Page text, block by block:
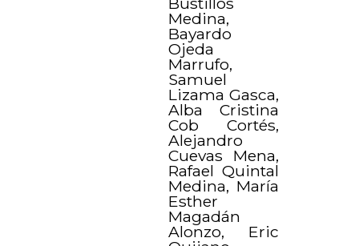
Medina,
Bayardo
Ojeda
Marrufo,
Samuel
Lizama Gasca,
Alba Cristina
Cob Cortés,
Alejandro
Cuevas Mena,
Rafael Quintal
Medina, María
Esther
Magadán
Alonzo, Eric